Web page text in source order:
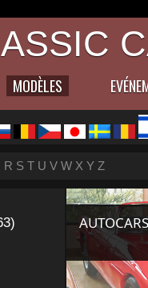
MODÈLES
R S T U V W X Y Z